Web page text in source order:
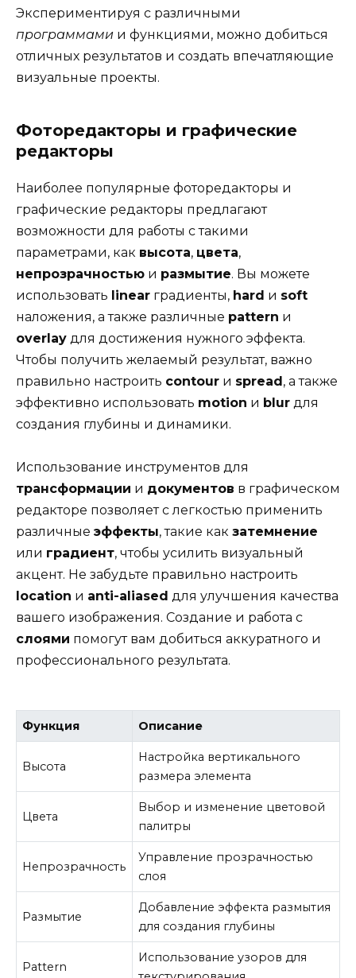
Экспериментируя с различными
программами и функциями, можно добиться
отличных результатов и создать впечатляющие
визуальные проекты.
Фоторедакторы и графические
редакторы
Наиболее популярные фоторедакторы и
графические редакторы предлагают
возможности для работы с такими
параметрами, как высота, цвета,
непрозрачностью и размытие. Вы можете
использовать linear градиенты, hard и soft
наложения, а также различные pattern и
overlay для достижения нужного эффекта.
Чтобы получить желаемый результат, важно
правильно настроить contour и spread, а также
эффективно использовать motion и blur для
создания глубины и динамики.
Использование инструментов для
трансформации и документов в графическом
редакторе позволяет с легкостью применить
различные эффекты, такие как затемнение
или градиент, чтобы усилить визуальный
акцент. Не забудьте правильно настроить
location и anti-aliased для улучшения качества
вашего изображения. Создание и работа с
слоями помогут вам добиться аккуратного и
профессионального результата.
Функция Описание
Высота
Настройка вертикального
размера элемента
Цвета
Выбор и изменение цветовой
палитры
Непрозрачность
Управление прозрачностью
слоя
Размытие
Добавление эффекта размытия
для создания глубины
Pattern
Использование узоров для